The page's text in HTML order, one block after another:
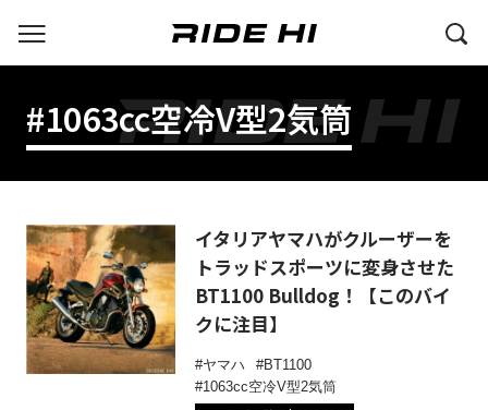
#1063cc空冷V型2気筒
イタリアヤマハがクルーザーを
トラッドスポーツに変身させた
BT1100 Bulldog！【このバイ
クに注目】
ヤマハ
BT1100
1063cc空冷V型2気筒